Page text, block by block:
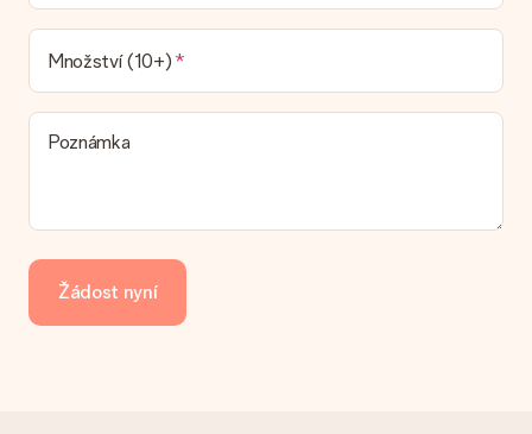
Jaké možnosti doručení si mohu vybrat?
V současné době není možné zvolit možnost doručení. Dárek,
který chcete objednat, je buď odeslán jako balíček nebo jako
doručování poštovní schránky. Chcete vědět, na kterou
možnost spadá vaše objednávka? Kontaktujte prosím náš
zákaznický servis.
Jak mohu zaplatit objednávku?
kartu, fakturu přes Klarna nebo ruční převod. V případě ručního
převodu platby prosím vezměte v úvahu dodací lhůtu 3 dny
navíc.
Množství (10+)
Poznámka
Žádost nyní